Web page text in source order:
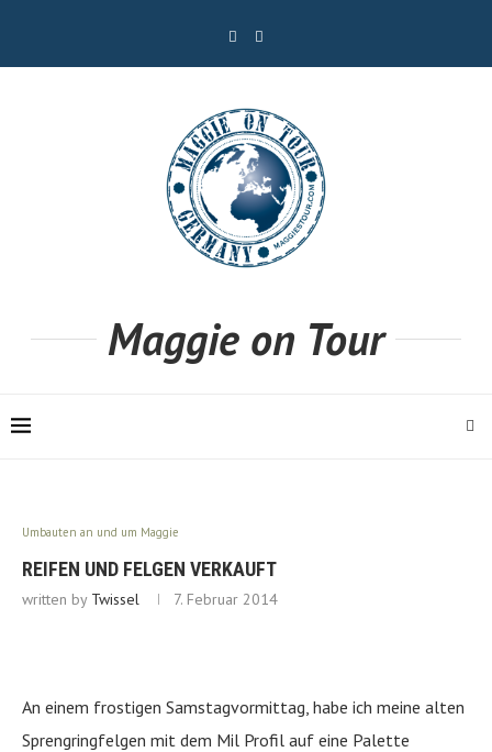
Maggie on Tour
Umbauten an und um Maggie
REIFEN UND FELGEN VERKAUFT
written by Twissel 7. Februar 2014
An einem frostigen Samstagvormittag, habe ich meine alten
Sprengringfelgen mit dem Mil Profil auf eine Palette